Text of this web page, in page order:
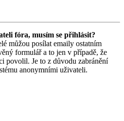
fóra, musím se přihlásit?
můžou posílat emaily ostatním
formulář a to jen v případě, že
povolil. Je to z důvodu zabránění
anonymními uživateli.